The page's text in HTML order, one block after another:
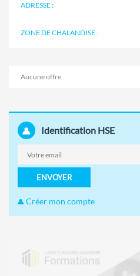
ADRESSE :
ZONE DE CHALANDISE :
Aucune offre
Identification HSE
ENVOYER
Créer mon compte